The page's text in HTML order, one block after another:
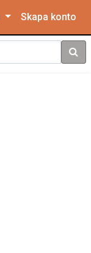
Skapa konto
Sök